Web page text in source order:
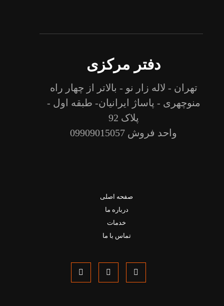
دفتر مرکزی
تهران - لاله زار نو - بالاتر از چهار راه
منوچهری - پاساژ ایرانیان- طبقه اول -
پلاک 92
واحد فروش 09909015057
صفحه اصلی
درباره ما
خدمات
تماس با ما